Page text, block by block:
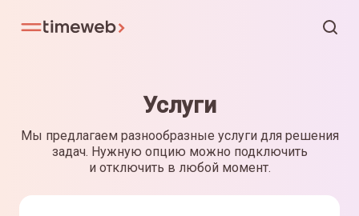
Услуги
Мы предлагаем разнообразные услуги для решения
задач. Нужную опцию можно подключить
и отключить в любой момент.